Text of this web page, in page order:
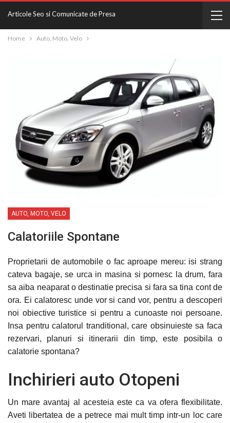
Articole Seo si Comunicate de Presa
Home Auto, Moto, Velo
AUTO, MOTO, VELO
Calatoriile Spontane
Proprietarii de automobile o fac aproape mereu: isi strang
cateva bagaje, se urca in masina si pornesc la drum, fara
sa aiba neaparat o destinatie precisa si fara sa tina cont de
ora. Ei calatoresc unde vor si cand vor, pentru a descoperi
noi obiective turistice si pentru a cunoaste noi persoane.
Insa pentru calatorul tranditional, care obsinuieste sa faca
rezervari, planuri si itinerarii din timp, este posibila o
calatorie spontana?
Inchirieri auto Otopeni
Un mare avantaj al acesteia este ca va ofera flexibilitate.
Aveti libertatea de a petrece mai mult timp intr-un loc care